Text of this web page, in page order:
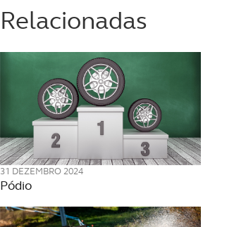
Relacionadas
31 DEZEMBRO 2024
Pódio